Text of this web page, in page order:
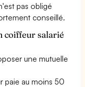
pas obligé
conseillé.
coiffeur salarié
une mutuelle
paie au moins 50